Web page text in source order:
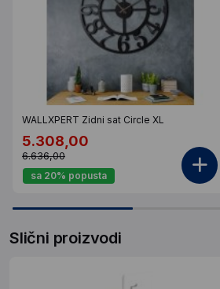
WALLXPERT Zidni sat Circle XL
5.308,00
6.636,00
sa 20% popusta
Slični proizvodi